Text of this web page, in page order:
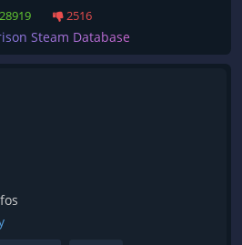
2516
Steam Database